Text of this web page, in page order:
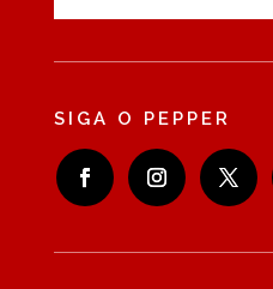
SIGA O PEPPER